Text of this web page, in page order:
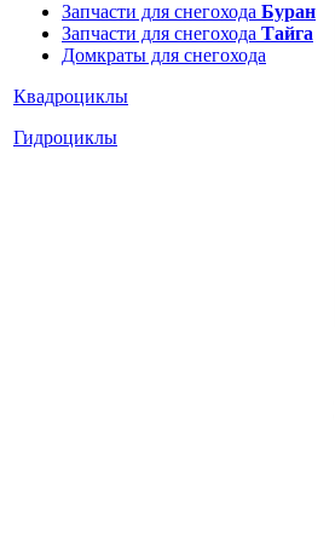
Запчасти для снегохода Буран
Запчасти для снегохода Тайга
Домкраты для снегохода
Квадроциклы
Гидроциклы